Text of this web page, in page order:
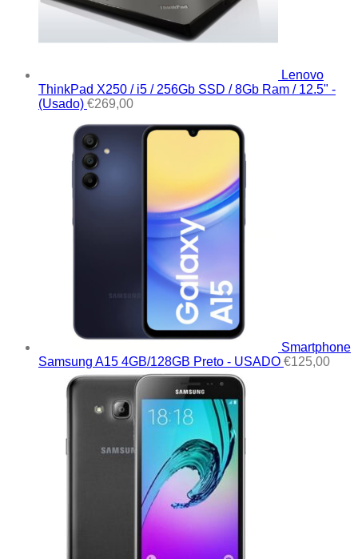
Lenovo
ThinkPad X250 / i5 / 256Gb SSD / 8Gb Ram / 12.5" -
(Usado) €269,00
Smartphone
Samsung A15 4GB/128GB Preto - USADO €125,00